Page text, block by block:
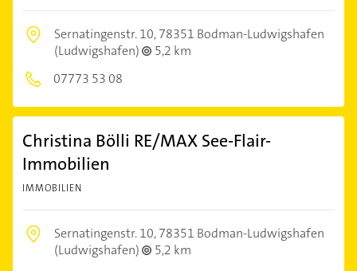
Sernatingenstr. 10,78351 Bodman-Ludwigshafen
(Ludwigshafen)
5,2 km
07773 53 08
Christina Bölli RE/MAX See-Flair-
Immobilien
IMMOBILIEN
Sernatingenstr. 10,78351 Bodman-Ludwigshafen
(Ludwigshafen)
5,2 km